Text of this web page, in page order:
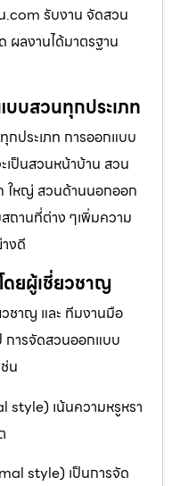
.com รับงาน จัดสวน
ลงานได้มาตรฐาน
บสวนทุกประเภท
ประเภท การออกแบบ
เป็นสวนหน้าบ้าน สวน
ใหญ่ สวนด้านนอกออก
ถานที่ต่าง ๆเพิ่มความ
งดี
ยผู้เชี่ยวชาญ
ชาญ และ ทีมงานมือ
ารจัดสวนออกแบบ
น
เน้นความหรูหรา
style) เป็นการจัด